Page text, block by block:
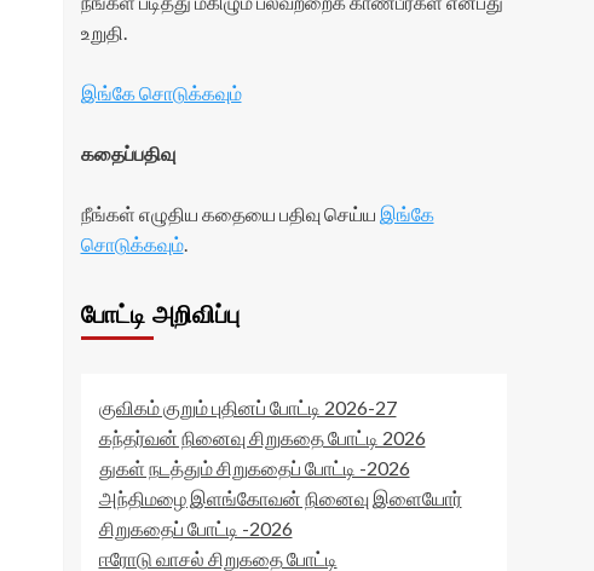
உறுதி.
இங்கே சொடுக்கவும்
கதைப்பதிவு
நீங்கள் எழுதிய கதையை பதிவு செய்ய இங்கே
சொடுக்கவும்.
போட்டி அறிவிப்பு
குவிகம் குறும் புதினப் போட்டி 2026-27
கந்தர்வன் நினைவு சிறுகதை போட்டி 2026
துகள் நடத்தும் சிறுகதைப் போட்டி -2026
அந்திமழை இளங்கோவன் நினைவு இளையோர்
சிறுகதைப் போட்டி -2026
ஈரோடு வாசல் சிறுகதை போட்டி